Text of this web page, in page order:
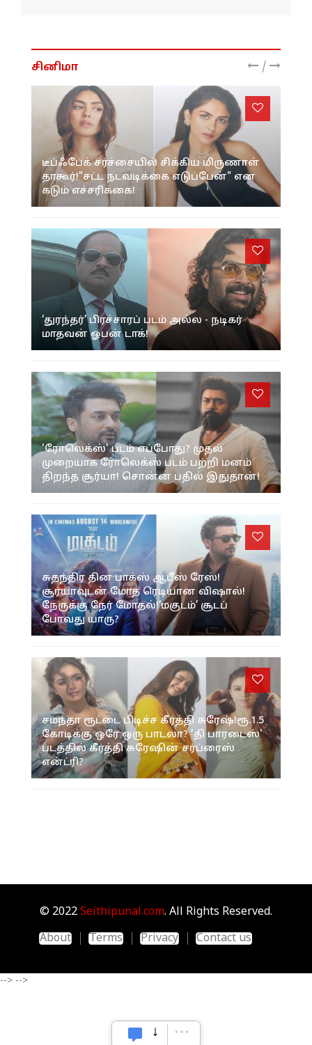
சினிமா /
டீப்ஃபேக் சர்ச்சையில் சிக்கிய மிருணாள்
தாகூர்!"சட்ட நடவடிக்கை எடுப்பேன்" என
கடும் எச்சரிக்கை!
‘துரந்தர்’ பிரச்சாரப் படம் அல்ல - நடிகர்
மாதவன் ஓபன் டாக்!
'ரோலெக்ஸ்' படம் எப்போது? முதல்
முறையாக ரோலெக்ஸ் படம் பற்றி மனம்
திறந்த சூர்யா! சொன்ன பதில் இதுதான்!
சுதந்திர தின பாக்ஸ் ஆபீஸ் ரேஸ்!
சூர்யாவுடன் மோத ரெடியான விஷால்!
நேருக்கு நேர் மோதல்!‘மகுடம்’ சூடப்
போவது யாரு?
சமந்தா ரூட்டை பிடிச்ச கீர்த்தி சுரேஷ்!ரூ.1.5
கோடிக்கு ஒரே ஒரு பாடலா? 'தி பாரடைஸ்'
படத்தில் கீர்த்தி சுரேஷின் சர்ப்ரைஸ்
என்ட்ரி?
© 2022 Seithipunal.com. All Rights Reserved.
About
Terms Privacy Contact us
--> -->